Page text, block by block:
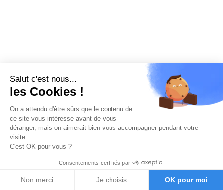
Salut c'est nous...
les Cookies !
On a attendu d'être sûrs que le contenu de
ce site vous intéresse avant de vous
déranger, mais on aimerait bien vous accompagner pendant votre
visite...
C'est OK pour vous ?
Consentements certifiés par
Non merci Je choisis OK pour moi